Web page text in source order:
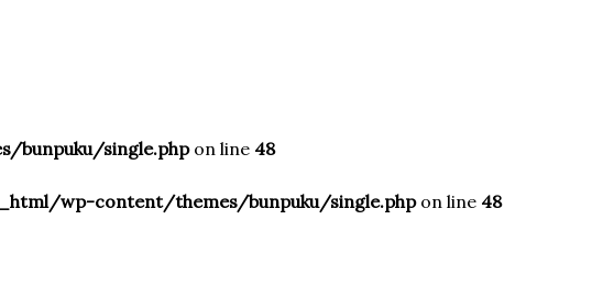
bunpuku/single.phpon line 48
wp-content/themes/bunpuku/single.phpon line 48